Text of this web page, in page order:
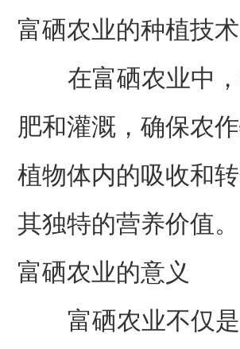
富硒农业的种植技术
在富硒农业中，
肥和灌溉，确保农
植物体内的吸收和
其独特的营养价值。
富硒农业的意义
富硒农业不仅是